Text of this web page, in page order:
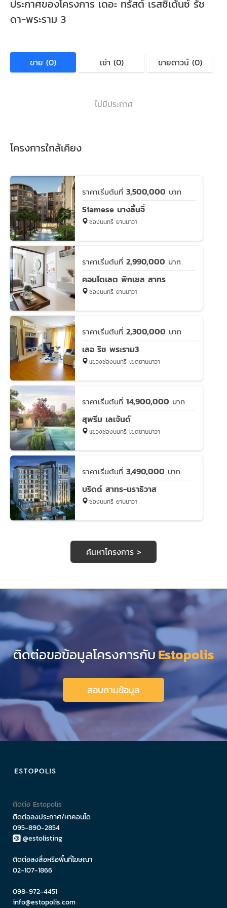
ประกาศของโครงการ เดอะ ทรัสต์ เรสซิเด้นซ์ รัช
ดา-พระราม 3
ขาย (0) เช่า (0) ขายดาวน์ (0)
ไม่มีประกาศ
โครงการใกล้เคียง
ราคาเริ่มต้นที่ 3,500,000 บาท
Siamese นางลิ้นจี่
ช่องนนทรี ยานนาวา
ราคาเริ่มต้นที่ 2,990,000 บาท
คอนโดเลต พิกเซล สาทร
ช่องนนทรี ยานนาวา
ราคาเริ่มต้นที่ 2,300,000 บาท
เลอ ริช พระราม3
แขวงช่องนนทรี เขตยานนาวา
ราคาเริ่มต้นที่ 14,900,000 บาท
สุพรีม เลเจ้นด์
แขวงช่องนนทรี เขตยานนาวา
ราคาเริ่มต้นที่ 3,490,000 บาท
บริดด์ สาทร-นราธิวาส
ช่องนนทรี ยานนาวา
ค้นหาโครงการ >
ติดต่อขอข้อมูลโครงการกับEstopolis
สอบถามข้อมูล
ติดต่อ Estopolis
ติดต่อลงประกาศ/หาคอนโด
095-890-2854
@estolisting
ติดต่อลงสื่อหรือพื้นที่โฆษณา
02-107-1866
098-972-4451
info@estopolis.com